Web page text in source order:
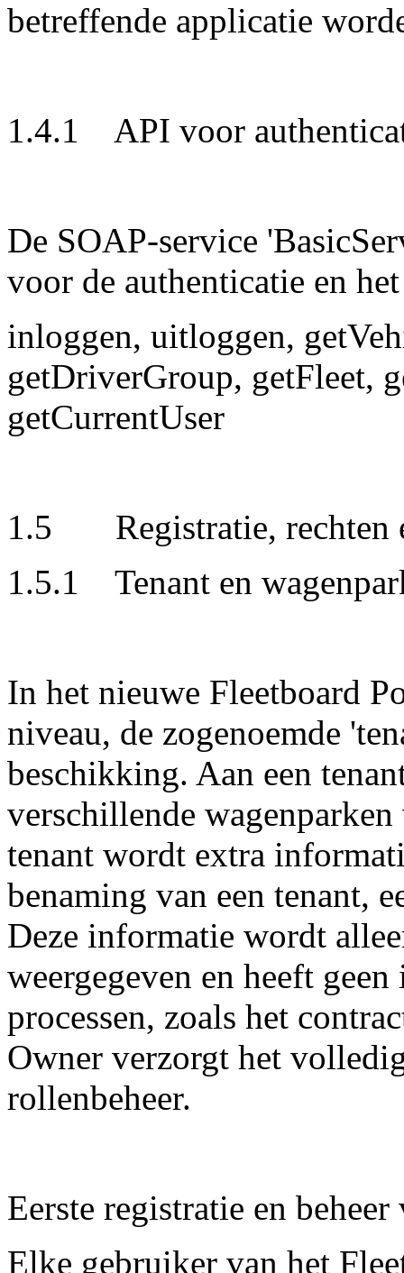
betreffende applicatie
1.4.1 API voor
De SOAP-service
voor de authenticatie en
inloggen, uitloggen,
getDriverGroup, getFleet,
getCurrentUser
1.5 Registratie, rechten
1.5.1 Tenant en
In het nieuwe Fleetboard
niveau, de zogenoemde
beschikking. Aan een
verschillende
tenant wordt extra
benaming van een tenant,
Deze informatie wordt
weergegeven en heeft
processen, zoals het
Owner verzorgt het
rollenbeheer.
Eerste registratie en
Elke gebruiker van het